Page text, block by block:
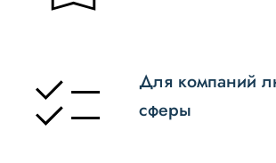
Для компаний
сферы